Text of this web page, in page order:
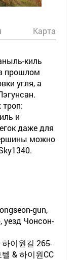
Карта
киль
прошлом
угля, а
и
даже для
можно
gun,
уезд Чонсон-
이원길 265-
& 하이원CC